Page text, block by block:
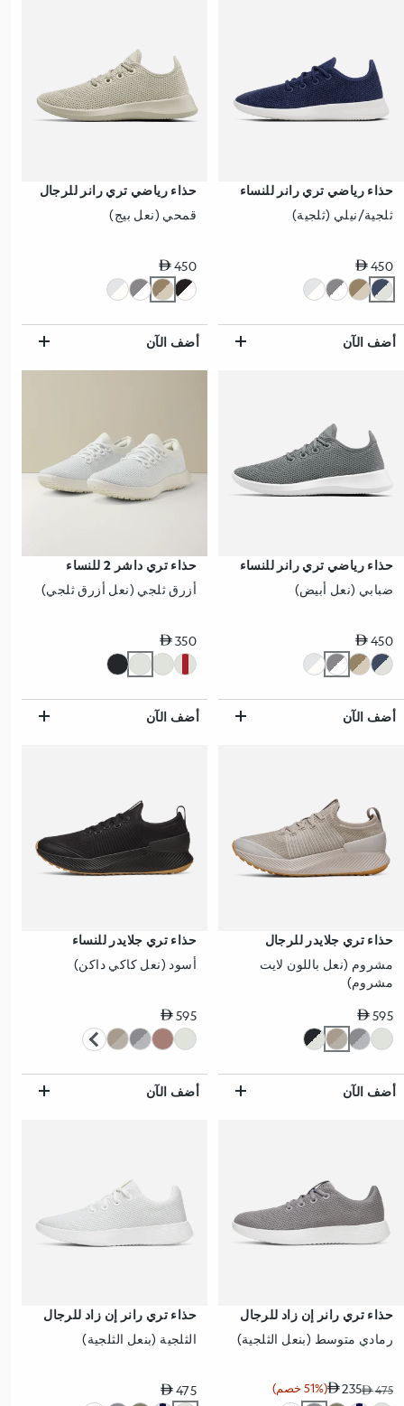
حذاء رياضي تري رانر للنساء
ثلجية/نيلي (ثلجية)
سعر عادي
450
أضف الآن
حذاء رياضي تري رانر للرجال
قمحي (نعل بيج)
سعر عادي
450
أضف الآن
حذاء رياضي تري رانر للنساء
ضبابي (نعل أبيض)
سعر عادي
450
أضف الآن
حذاء تري داشر 2 للنساء
أزرق ثلجي (نعل أزرق ثلجي)
سعر عادي
350
أضف الآن
حذاء تري جلايدر للرجال
مشروم (نعل باللون لايت
مشروم)
سعر عادي
595
أضف الآن
حذاء تري جلايدر للنساء
أسود (نعل كاكي داكن)
سعر عادي
595
أضف الآن
حذاء تري رانر إن زاد للرجال
رمادي متوسط (بنعل الثلجية)
سعر عادي
475
سعر البيع
235
نسبة الخصم
(51% خصم)
حذاء تري رانر إن زاد للرجال
الثلجية (بنعل الثلجية)
سعر عادي
475